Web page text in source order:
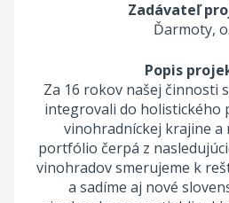
Zadávateľ
Ďarmoty,
Popis
Za 16 rokov našej činnosti
integrovali do holistického
vinohradníckej krajine a
portfólio čerpá z
vinohradov smerujeme k
a sadíme aj nové